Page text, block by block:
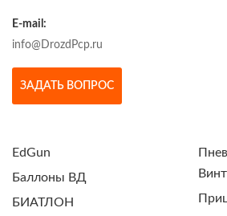
E-mail:
info@DrozdPcp.ru
ЗАДАТЬ ВОПРОС
EdGun
Баллоны ВД
БИАТЛОН